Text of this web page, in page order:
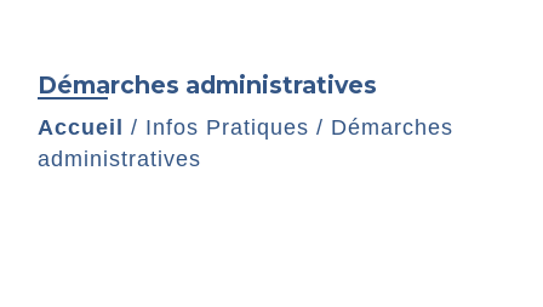
Démarches administratives
Accueil / Infos Pratiques / Démarches
administratives